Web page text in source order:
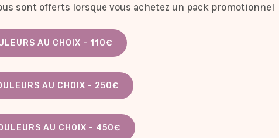
sont offerts lorsque vous achetez un pack promotionnel
AU CHOIX - 110€
AU CHOIX - 250€
AU CHOIX - 450€